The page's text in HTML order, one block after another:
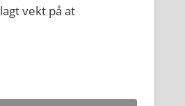
vekt på at